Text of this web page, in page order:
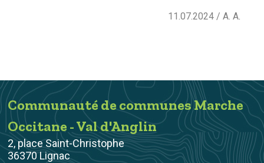
11.07.2024 / A. A.
Communauté de communes Marche
Occitane - Val d'Anglin
2, place Saint-Christophe
36370 Lignac